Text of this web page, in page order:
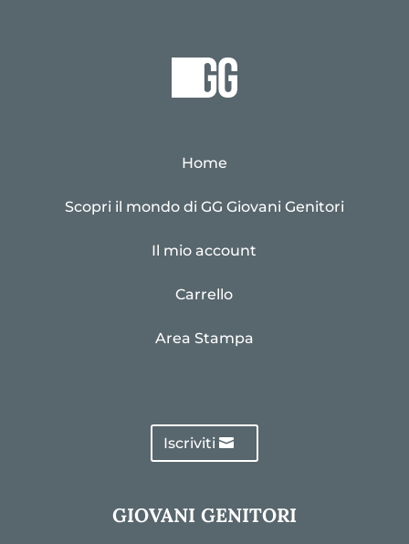
Home
Scopri il mondo di GG Giovani Genitori
Il mio account
Carrello
Area Stampa
Iscriviti
GIOVANI GENITORI